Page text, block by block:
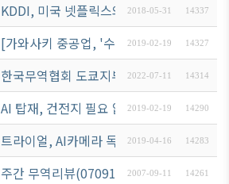
KDDI, 미국 넷플릭스와 제휴!
2018-05-31 14337
[가와사키 중공업, '수중 로봇' 실증 실험]
2019-02-19 14327
한국무역협회 도쿄지부 뉴스레터(7월 2호)
2022-07-11 14314
AI 탑재, 건전지 필요 없는 차세대 보청기
2019-02-19 14290
트라이얼, AI카메라 독자생산, 구매분석하
2019-04-16 14283
주간 무역리뷰(070910)2007-09-11 14261